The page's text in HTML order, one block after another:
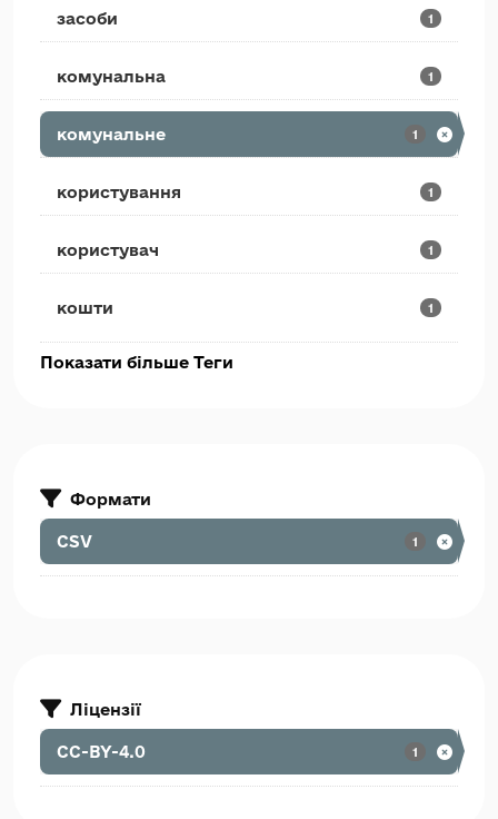
засоби 1
комунальна 1
комунальне 1
користування 1
користувач 1
кошти 1
Показати більше Теги
Формати
CSV 1
Ліцензії
CC-BY-4.0 1